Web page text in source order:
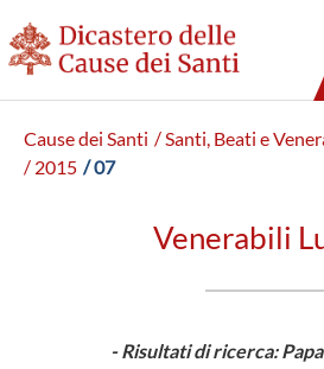
Cause dei Santi / Santi, Beati e
/ 2015 / 07
Venerabili
- Risultati di ricerca: